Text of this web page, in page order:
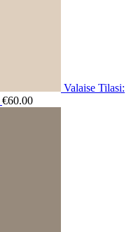
Valaise Tilasi:
€60.00